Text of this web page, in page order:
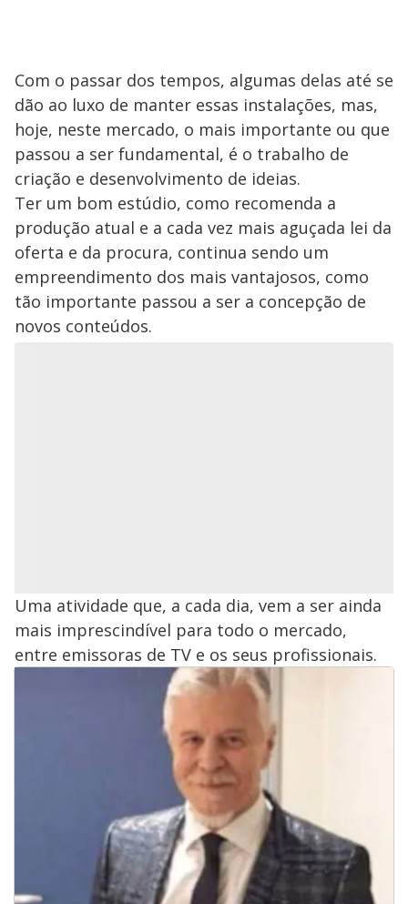
Com o passar dos tempos, algumas delas até se
dão ao luxo de manter essas instalações, mas,
hoje, neste mercado, o mais importante ou que
passou a ser fundamental, é o trabalho de
criação e desenvolvimento de ideias.
Ter um bom estúdio, como recomenda a
produção atual e a cada vez mais aguçada lei da
oferta e da procura, continua sendo um
empreendimento dos mais vantajosos, como
tão importante passou a ser a concepção de
novos conteúdos.
Uma atividade que, a cada dia, vem a ser ainda
mais imprescindível para todo o mercado,
entre emissoras de TV e os seus profissionais.